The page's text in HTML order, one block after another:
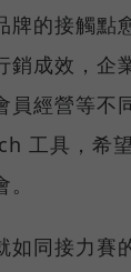
牌的接觸點
銷成效，企
員經營等不
工具，希
如同接力賽